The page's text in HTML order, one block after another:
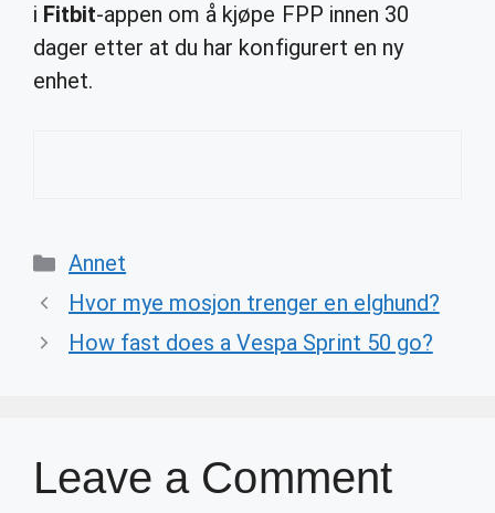
i Fitbit-appen om å kjøpe FPP innen 30
dager etter at du har konfigurert en ny
enhet.
Categories
Annet
Hvor mye mosjon trenger en elghund?
How fast does a Vespa Sprint 50 go?
Leave a Comment